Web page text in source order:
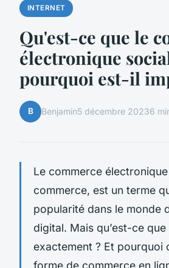
INTERNET
Qu'est-ce que le
électronique
pourquoi est-il
B Benjamin5 décembre 20236
Le commerce
commerce, est un terme
popularité dans le monde
digital. Mais qu’est-ce
exactement ? Et pourquoi
forme de commerce en